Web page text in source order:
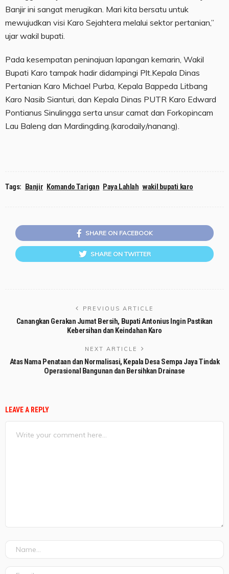
Banjir ini sangat merugikan. Mari kita bersatu untuk
mewujudkan visi Karo Sejahtera melalui sektor pertanian,”
ujar wakil bupati.
Pada kesempatan peninajuan lapangan kemarin, Wakil
Bupati Karo tampak hadir didampingi Plt.Kepala Dinas
Pertanian Karo Michael Purba, Kepala Bappeda Litbang
Karo Nasib Sianturi, dan Kepala Dinas PUTR Karo Edward
Pontianus Sinulingga serta unsur camat dan Forkopincam
Lau Baleng dan Mardingding.(karodaily/nanang).
Tags: Banjir Komando Tarigan Paya Lahlah wakil bupati karo
SHARE ON FACEBOOK
SHARE ON TWITTER
PREVIOUS ARTICLE
Canangkan Gerakan Jumat Bersih, Bupati Antonius Ingin Pastikan
Kebersihan dan Keindahan Karo
NEXT ARTICLE
Atas Nama Penataan dan Normalisasi, Kepala Desa Sempa Jaya Tindak
Operasional Bangunan dan Bersihkan Drainase
LEAVE A REPLY